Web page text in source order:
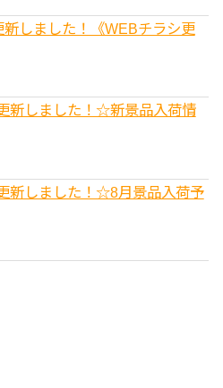
しました！《WEBチラシ更
新しました！☆新景品入荷情
新しました！☆8月景品入荷予